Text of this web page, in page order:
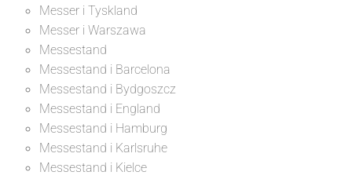
Messer i Tyskland
Messer i Warszawa
Messestand
Messestand i Barcelona
Messestand i Bydgoszcz
Messestand i England
Messestand i Hamburg
Messestand i Karlsruhe
Messestand i Kielce